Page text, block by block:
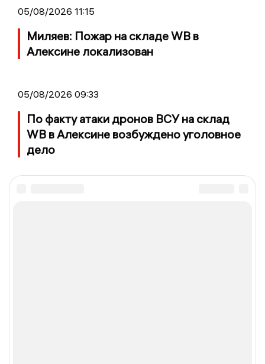
05/08/2026 11:15
Миляев: Пожар на складе WB в
Алексине локализован
05/08/2026 09:33
По факту атаки дронов ВСУ на склад
WB в Алексине возбуждено уголовное
дело